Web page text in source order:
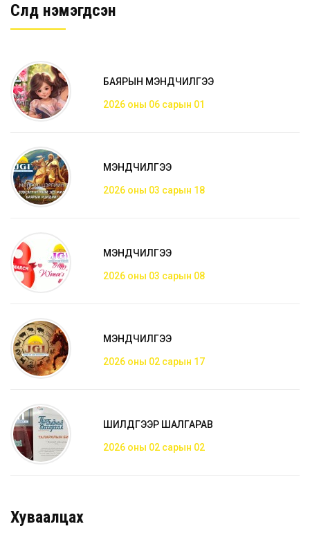
Сүүлд нэмэгдсэн
БАЯРЫН МЭНДЧИЛГЭЭ
2026 оны 06 сарын 01
МЭНДЧИЛГЭЭ
2026 оны 03 сарын 18
МЭНДЧИЛГЭЭ
2026 оны 03 сарын 08
МЭНДЧИЛГЭЭ
2026 оны 02 сарын 17
ШИЛДГЭЭР ШАЛГАРАВ
2026 оны 02 сарын 02
Хуваалцах